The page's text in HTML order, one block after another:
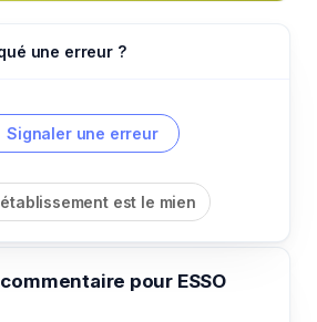
une erreur ?
Signaler une erreur
est le mien
pour ESSO